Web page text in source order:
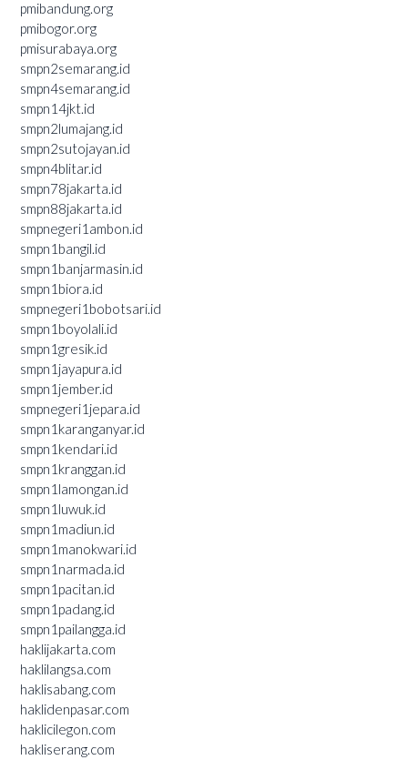
pmibandung.org
pmibogor.org
pmisurabaya.org
smpn2semarang.id
smpn4semarang.id
smpn14jkt.id
smpn2lumajang.id
smpn2sutojayan.id
smpn4blitar.id
smpn78jakarta.id
smpn88jakarta.id
smpnegeri1ambon.id
smpn1bangil.id
smpn1banjarmasin.id
smpn1biora.id
smpnegeri1bobotsari.id
smpn1boyolali.id
smpn1gresik.id
smpn1jayapura.id
smpn1jember.id
smpnegeri1jepara.id
smpn1karanganyar.id
smpn1kendari.id
smpn1kranggan.id
smpn1lamongan.id
smpn1luwuk.id
smpn1madiun.id
smpn1manokwari.id
smpn1narmada.id
smpn1pacitan.id
smpn1padang.id
smpn1pailangga.id
haklijakarta.com
haklilangsa.com
haklisabang.com
haklidenpasar.com
haklicilegon.com
hakliserang.com